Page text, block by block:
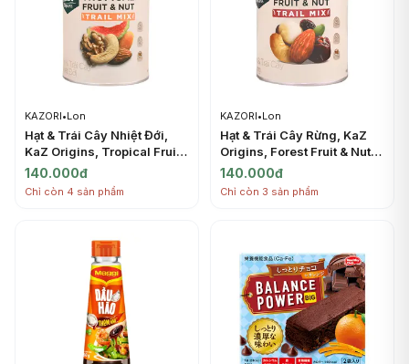
KAZORI•Lon
Hạt & Trái Cây Nhiệt Đới,
KaZ Origins, Tropical Fruit
& Nut Trail Mix, 6.3 oz
(180g) - KAZORI
140.000đ
Chỉ còn 4 sản phẩm
KAZORI•Lon
Hạt & Trái Cây Rừng, KaZ
Origins, Forest Fruit & Nut
Trail Mix, 6.3 oz (180g) -
KAZORI
140.000đ
Chỉ còn 3 sản phẩm